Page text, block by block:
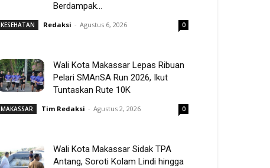
Berdampak...
KESEHATAN Redaksi - Agustus 6, 2026 0
Wali Kota Makassar Lepas Ribuan
Pelari SMAnSA Run 2026, Ikut
Tuntaskan Rute 10K
MAKASSAR Tim Redaksi - Agustus 2, 2026 0
Wali Kota Makassar Sidak TPA
Antang, Soroti Kolam Lindi hingga